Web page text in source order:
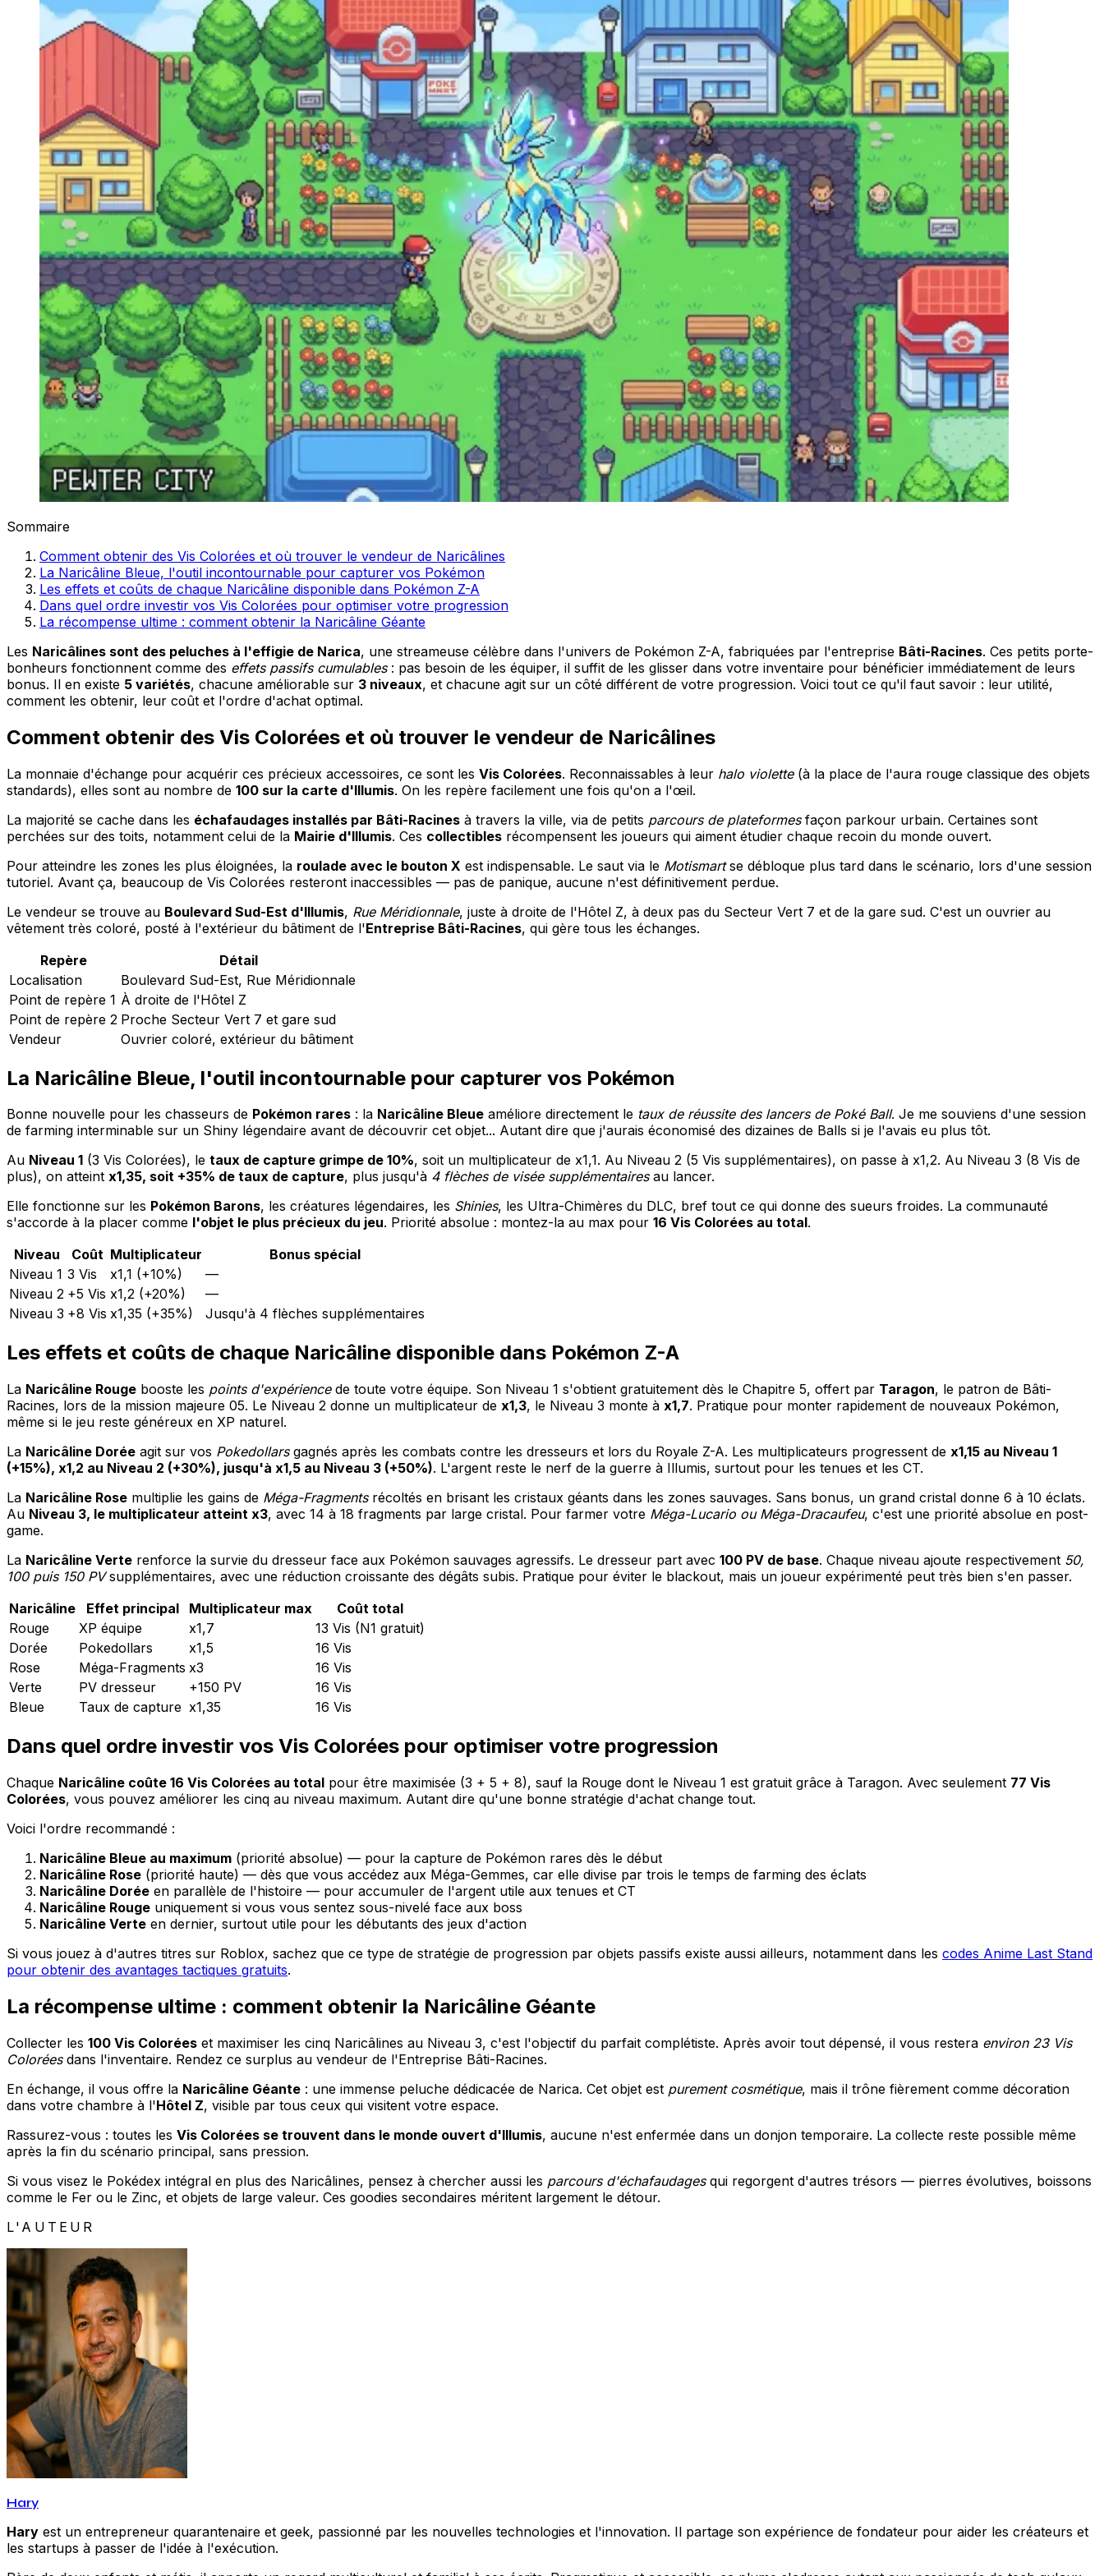
Sommaire
Comment obtenir des Vis Colorées et où trouver le vendeur de Naricâlines
La Naricâline Bleue, l'outil incontournable pour capturer vos Pokémon
Les effets et coûts de chaque Naricâline disponible dans Pokémon Z-A
Dans quel ordre investir vos Vis Colorées pour optimiser votre progression
La récompense ultime : comment obtenir la Naricâline Géante
Les Naricâlines sont des peluches à l'effigie de Narica, une streameuse célèbre dans l'univers de Pokémon Z-A, fabriquées par l'entreprise Bâti-Racines. Ces petits porte-
bonheurs fonctionnent comme des effets passifs cumulables: pas besoin de les équiper, il suffit de les glisser dans votre inventaire pour bénéficier immédiatement de leurs
bonus. Il en existe 5 variétés, chacune améliorable sur 3 niveaux, et chacune agit sur un côté différent de votre progression. Voici tout ce qu'il faut savoir : leur utilité,
comment les obtenir, leur coût et l'ordre d'achat optimal.
Comment obtenir des Vis Colorées et où trouver le vendeur de Naricâlines
La monnaie d'échange pour acquérir ces précieux accessoires, ce sont les Vis Colorées. Reconnaissables à leur halo violette(à la place de l'aura rouge classique des objets
standards), elles sont au nombre de 100 sur la carte d'Illumis. On les repère facilement une fois qu'on a l'œil.
La majorité se cache dans les échafaudages installés par Bâti-Racines à travers la ville, via de petits parcours de plateformesfaçon parkour urbain. Certaines sont
perchées sur des toits, notamment celui de la Mairie d'Illumis. Ces collectibles récompensent les joueurs qui aiment étudier chaque recoin du monde ouvert.
Pour atteindre les zones les plus éloignées, la roulade avec le bouton X est indispensable. Le saut via le Motismartse débloque plus tard dans le scénario, lors d'une session
tutoriel. Avant ça, beaucoup de Vis Colorées resteront inaccessibles — pas de panique, aucune n'est définitivement perdue.
Le vendeur se trouve au Boulevard Sud-Est d'Illumis, Rue Méridionnale, juste à droite de l'Hôtel Z, à deux pas du Secteur Vert 7 et de la gare sud. C'est un ouvrier au
vêtement très coloré, posté à l'extérieur du bâtiment de l'Entreprise Bâti-Racines, qui gère tous les échanges.
Repère
Détail
Localisation
Boulevard Sud-Est, Rue Méridionnale
Point de repère 1 À droite de l'Hôtel Z
Point de repère 2 Proche Secteur Vert 7 et gare sud
Vendeur
Ouvrier coloré, extérieur du bâtiment
La Naricâline Bleue, l'outil incontournable pour capturer vos Pokémon
Bonne nouvelle pour les chasseurs de Pokémon rares : la Naricâline Bleue améliore directement le taux de réussite des lancers de Poké Ball. Je me souviens d'une session
de farming interminable sur un Shiny légendaire avant de découvrir cet objet... Autant dire que j'aurais économisé des dizaines de Balls si je l'avais eu plus tôt.
Au Niveau 1 (3 Vis Colorées), le taux de capture grimpe de 10%, soit un multiplicateur de x1,1. Au Niveau 2 (5 Vis supplémentaires), on passe à x1,2. Au Niveau 3 (8 Vis de
plus), on atteint x1,35, soit +35% de taux de capture, plus jusqu'à 4 flèches de visée supplémentairesau lancer.
Elle fonctionne sur les Pokémon Barons, les créatures légendaires, les Shinies, les Ultra-Chimères du DLC, bref tout ce qui donne des sueurs froides. La communauté
s'accorde à la placer comme l'objet le plus précieux du jeu. Priorité absolue : montez-la au max pour 16 Vis Colorées au total.
Niveau
Coût Multiplicateur
Bonus spécial
Niveau 1 3 Vis x1,1 (+10%)
—
Niveau 2 +5 Vis x1,2 (+20%)
—
Niveau 3 +8 Vis x1,35 (+35%) Jusqu'à 4 flèches supplémentaires
Les effets et coûts de chaque Naricâline disponible dans Pokémon Z-A
La Naricâline Rouge booste les points d'expériencede toute votre équipe. Son Niveau 1 s'obtient gratuitement dès le Chapitre 5, offert par Taragon, le patron de Bâti-
Racines, lors de la mission majeure 05. Le Niveau 2 donne un multiplicateur de x1,3, le Niveau 3 monte à x1,7. Pratique pour monter rapidement de nouveaux Pokémon,
même si le jeu reste généreux en XP naturel.
La Naricâline Dorée agit sur vos Pokedollarsgagnés après les combats contre les dresseurs et lors du Royale Z-A. Les multiplicateurs progressent de x1,15 au Niveau 1
(+15%), x1,2 au Niveau 2 (+30%), jusqu'à x1,5 au Niveau 3 (+50%). L'argent reste le nerf de la guerre à Illumis, surtout pour les tenues et les CT.
La Naricâline Rose multiplie les gains de Méga-Fragmentsrécoltés en brisant les cristaux géants dans les zones sauvages. Sans bonus, un grand cristal donne 6 à 10 éclats.
Au Niveau 3, le multiplicateur atteint x3, avec 14 à 18 fragments par large cristal. Pour farmer votre Méga-Lucario ou Méga-Dracaufeu, c'est une priorité absolue en post-
game.
La Naricâline Verte renforce la survie du dresseur face aux Pokémon sauvages agressifs. Le dresseur part avec 100 PV de base. Chaque niveau ajoute respectivement 50,
100 puis 150 PVsupplémentaires, avec une réduction croissante des dégâts subis. Pratique pour éviter le blackout, mais un joueur expérimenté peut très bien s'en passer.
Naricâline
Effet principal Multiplicateur max
Coût total
Rouge
XP équipe x1,7
13 Vis (N1 gratuit)
Dorée
Pokedollars x1,5
16 Vis
Rose
Méga-Fragments x3
16 Vis
Verte
PV dresseur +150 PV
16 Vis
Bleue
Taux de capture x1,35 16 Vis
Dans quel ordre investir vos Vis Colorées pour optimiser votre progression
Chaque Naricâline coûte 16 Vis Colorées au total pour être maximisée (3 + 5 + 8), sauf la Rouge dont le Niveau 1 est gratuit grâce à Taragon. Avec seulement 77 Vis
Colorées, vous pouvez améliorer les cinq au niveau maximum. Autant dire qu'une bonne stratégie d'achat change tout.
Voici l'ordre recommandé :
Naricâline Bleue au maximum (priorité absolue) — pour la capture de Pokémon rares dès le début
Naricâline Rose (priorité haute) — dès que vous accédez aux Méga-Gemmes, car elle divise par trois le temps de farming des éclats
Naricâline Dorée en parallèle de l'histoire — pour accumuler de l'argent utile aux tenues et CT
Naricâline Rouge uniquement si vous vous sentez sous-nivelé face aux boss
Naricâline Verte en dernier, surtout utile pour les débutants des jeux d'action
Si vous jouez à d'autres titres sur Roblox, sachez que ce type de stratégie de progression par objets passifs existe aussi ailleurs, notamment dans les codes Anime Last Stand
pour obtenir des avantages tactiques gratuits.
La récompense ultime : comment obtenir la Naricâline Géante
Collecter les 100 Vis Colorées et maximiser les cinq Naricâlines au Niveau 3, c'est l'objectif du parfait complétiste. Après avoir tout dépensé, il vous restera environ 23 Vis
Coloréesdans l'inventaire. Rendez ce surplus au vendeur de l'Entreprise Bâti-Racines.
En échange, il vous offre la Naricâline Géante : une immense peluche dédicacée de Narica. Cet objet est purement cosmétique, mais il trône fièrement comme décoration
dans votre chambre à l'Hôtel Z, visible par tous ceux qui visitent votre espace.
Rassurez-vous : toutes les Vis Colorées se trouvent dans le monde ouvert d'Illumis, aucune n'est enfermée dans un donjon temporaire. La collecte reste possible même
après la fin du scénario principal, sans pression.
Si vous visez le Pokédex intégral en plus des Naricâlines, pensez à chercher aussi les parcours d'échafaudagesqui regorgent d'autres trésors — pierres évolutives, boissons
comme le Fer ou le Zinc, et objets de large valeur. Ces goodies secondaires méritent largement le détour.
L'AUTEUR
Hary
Hary est un entrepreneur quarantenaire et geek, passionné par les nouvelles technologies et l'innovation. Il partage son expérience de fondateur pour aider les créateurs et
les startups à passer de l'idée à l'exécution.